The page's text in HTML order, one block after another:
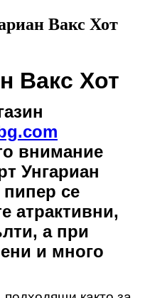
Вакс Хот
Вакс Хот
внимание
Унгариан
пипер се
атрактивни,
а при
и много